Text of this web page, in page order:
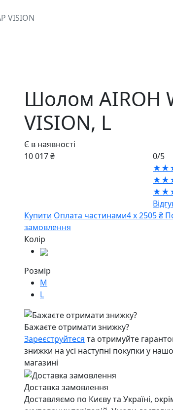
VISION
Шолом AIROH
VISION, L
Є в наявності
10 017 ₴
0/5
Купити Оплата частинами4 х 2505 ₴
замовлення
Колір
Розмір
M
L
Бажаєте отримати знижку?
Зареєструйтеся та отримуйте
знижки на усі наступні покупки у
магазині
Доставка замовлення
Доставляємо по Києву та Україні,